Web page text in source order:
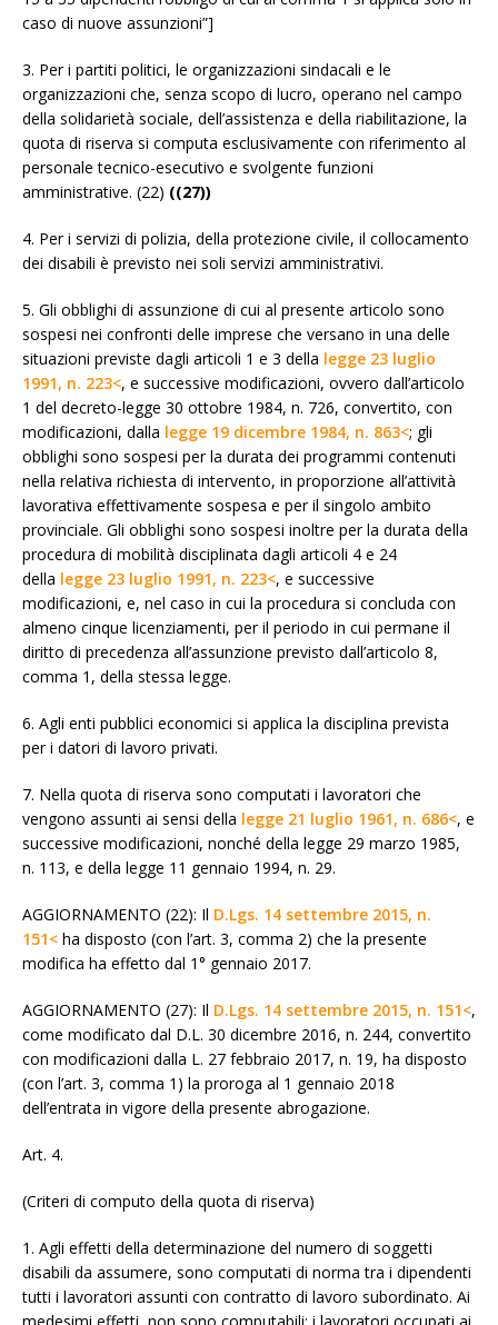
caso di nuove assunzioni”]
3. Per i partiti politici, le organizzazioni sindacali e le
organizzazioni che, senza scopo di lucro, operano nel campo
della solidarietà sociale, dell’assistenza e della riabilitazione, la
quota di riserva si computa esclusivamente con riferimento al
personale tecnico-esecutivo e svolgente funzioni
amministrative. (22) ((27))
4. Per i servizi di polizia, della protezione civile, il collocamento
dei disabili è previsto nei soli servizi amministrativi.
5. Gli obblighi di assunzione di cui al presente articolo sono
sospesi nei confronti delle imprese che versano in una delle
situazioni previste dagli articoli 1 e 3 della legge 23 luglio
1991, n. 223<, e successive modificazioni, ovvero dall’articolo
1 del decreto-legge 30 ottobre 1984, n. 726, convertito, con
modificazioni, dalla legge 19 dicembre 1984, n. 863<; gli
obblighi sono sospesi per la durata dei programmi contenuti
nella relativa richiesta di intervento, in proporzione all’attività
lavorativa effettivamente sospesa e per il singolo ambito
provinciale. Gli obblighi sono sospesi inoltre per la durata della
procedura di mobilità disciplinata dagli articoli 4 e 24
della legge 23 luglio 1991, n. 223<, e successive
modificazioni, e, nel caso in cui la procedura si concluda con
almeno cinque licenziamenti, per il periodo in cui permane il
diritto di precedenza all’assunzione previsto dall’articolo 8,
comma 1, della stessa legge.
6. Agli enti pubblici economici si applica la disciplina prevista
per i datori di lavoro privati.
7. Nella quota di riserva sono computati i lavoratori che
vengono assunti ai sensi della legge 21 luglio 1961, n. 686<, e
successive modificazioni, nonché della legge 29 marzo 1985,
n. 113, e della legge 11 gennaio 1994, n. 29.
AGGIORNAMENTO (22): Il D.Lgs. 14 settembre 2015, n.
151< ha disposto (con l’art. 3, comma 2) che la presente
modifica ha effetto dal 1° gennaio 2017.
AGGIORNAMENTO (27): Il D.Lgs. 14 settembre 2015, n. 151<,
come modificato dal D.L. 30 dicembre 2016, n. 244, convertito
con modificazioni dalla L. 27 febbraio 2017, n. 19, ha disposto
(con l’art. 3, comma 1) la proroga al 1 gennaio 2018
dell’entrata in vigore della presente abrogazione.
Art. 4.
(Criteri di computo della quota di riserva)
1. Agli effetti della determinazione del numero di soggetti
disabili da assumere, sono computati di norma tra i dipendenti
tutti i lavoratori assunti con contratto di lavoro subordinato. Ai